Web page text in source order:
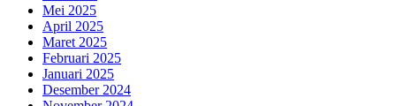
Mei 2025
April 2025
Maret 2025
Februari 2025
Januari 2025
Desember 2024